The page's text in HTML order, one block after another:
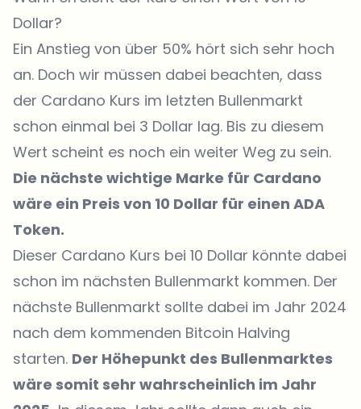
Dollar?
Ein Anstieg von über 50% hört sich sehr hoch
an. Doch wir müssen dabei beachten, dass
der Cardano Kurs im letzten Bullenmarkt
schon einmal bei 3 Dollar lag. Bis zu diesem
Wert scheint es noch ein weiter Weg zu sein.
Die nächste wichtige Marke für Cardano
wäre ein Preis von 10 Dollar für einen ADA
Token.
Dieser Cardano Kurs bei 10 Dollar könnte dabei
schon im nächsten Bullenmarkt kommen. Der
nächste Bullenmarkt sollte dabei im Jahr 2024
nach dem kommenden Bitcoin Halving
starten. Der Höhepunkt des Bullenmarktes
wäre somit sehr wahrscheinlich im Jahr